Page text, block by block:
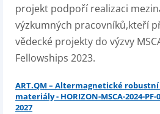
projekt podpoří realizaci
výzkumných pracovníků,kteří
vědecké projekty do výzvy
Fellowships 2023.
ART.QM – Altermagnetické
materiály - HORIZON-MSCA-2024-
2027